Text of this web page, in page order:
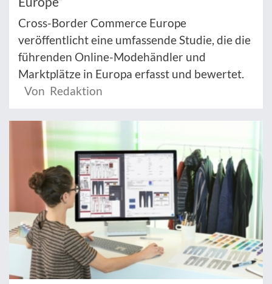
Cross-Border Commerce Europe
veröffentlicht eine umfassende Studie, die die
führenden Online-Modehändler und
Marktplätze in Europa erfasst und bewertet.
Von Redaktion